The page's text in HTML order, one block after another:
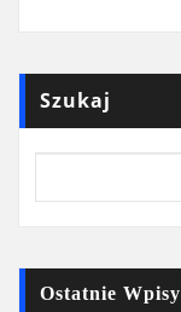
Szukaj
Ostatnie Wpisy